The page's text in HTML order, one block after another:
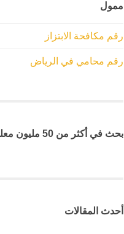
ممول
رقم مكافحة الابتزاز
رقم محامي في الرياض
بحث في أكثر من 50 مليون معلومة قانونية
أحدث المقالات